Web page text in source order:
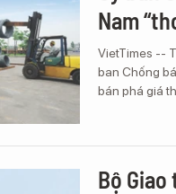
Nam
VietTimes --
ban Chống
bán phá giá
Bộ